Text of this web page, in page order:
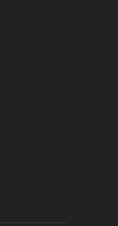
Jackfall